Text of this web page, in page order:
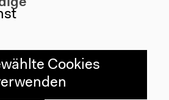
Cookies